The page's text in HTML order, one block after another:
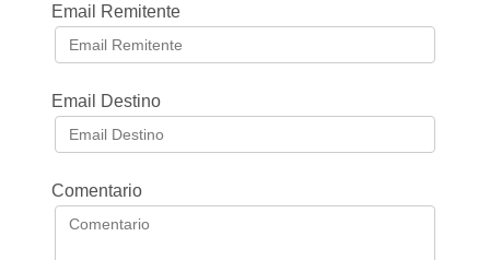
Email Remitente
Email Destino
Comentario